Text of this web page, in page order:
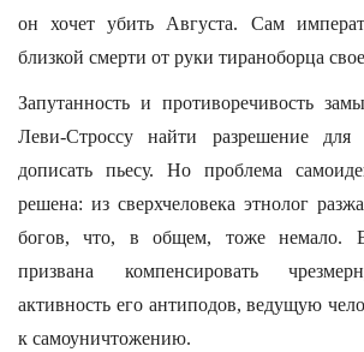
он хочет убить Августа. Сам
близкой смерти от руки тираноборца
Запутанность и противоречивость
Леви-Строссу найти разрешение
дописать пьесу. Но проблема
решена: из сверхчеловека этнолог
богов, что, в общем, тоже немало.
призвана компенсировать
активность его антиподов, ведущую
к самоуничтожению.